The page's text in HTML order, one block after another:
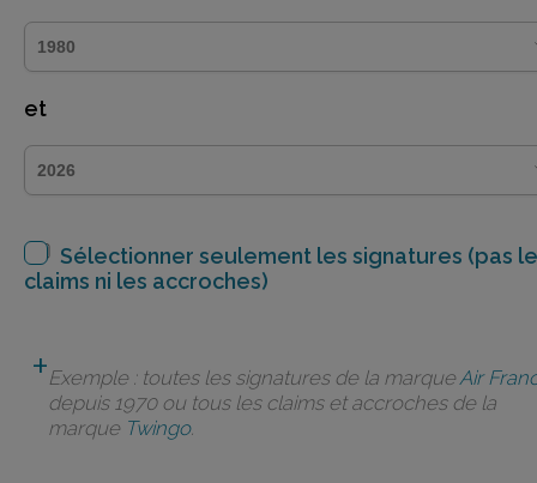
et
Sélectionner seulement les signatures (pas
claims ni les accroches)
Exemple : toutes les signatures de la marqueAir
depuis 1970 ou tous les claims et accroches de la
marque Twingo.